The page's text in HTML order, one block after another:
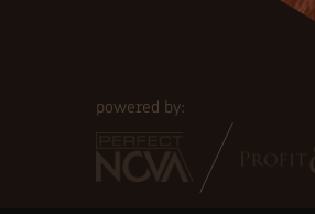
powered by: